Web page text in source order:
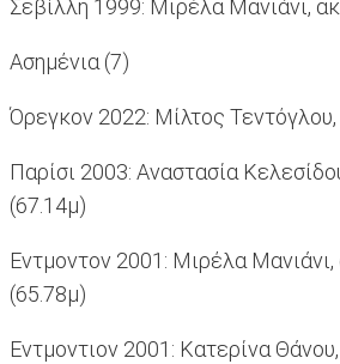
Σεβίλλη 1999: Μιρέλα Μανιάνι,
Ασημένια (7)
Όρεγκον 2022: Μίλτος
Παρίσι 2003: Αναστασία
(67.14μ)
Εντμοντον 2001: Μιρέλα Μανιάνι,
(65.78μ)
Εντμοντιον 2001: Κατερίνα